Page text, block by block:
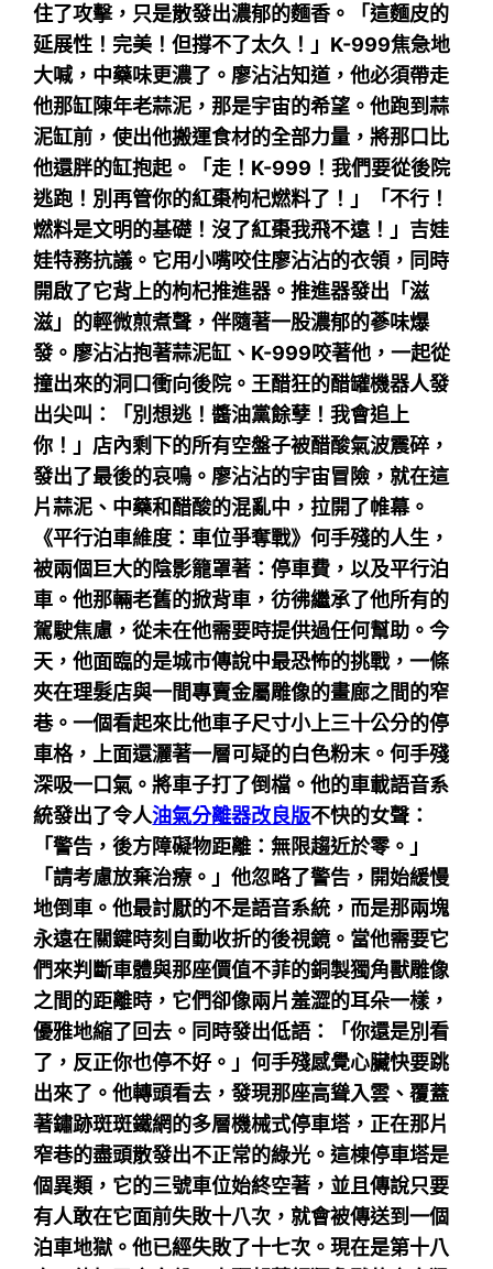
住了攻擊，只是散發出濃郁的麵香。「這麵皮的
延展性！完美！但撐不了太久！」K-999焦急地
大喊，中藥味更濃了。廖沾沾知道，他必須帶走
他那缸陳年老蒜泥，那是宇宙的希望。他跑到蒜
泥缸前，使出他搬運食材的全部力量，將那口比
他還胖的缸抱起。「走！K-999！我們要從後院
逃跑！別再管你的紅棗枸杞燃料了！」「不行！
燃料是文明的基礎！沒了紅棗我飛不遠！」吉娃
娃特務抗議。它用小嘴咬住廖沾沾的衣領，同時
開啟了它背上的枸杞推進器。推進器發出「滋
滋」的輕微煎煮聲，伴隨著一股濃郁的蔘味爆
發。廖沾沾抱著蒜泥缸、K-999咬著他，一起從
撞出來的洞口衝向後院。王醋狂的醋罐機器人發
出尖叫：「別想逃！醬油黨餘孽！我會追上
你！」店內剩下的所有空盤子被醋酸氣波震碎，
發出了最後的哀鳴。廖沾沾的宇宙冒險，就在這
片蒜泥、中藥和醋酸的混亂中，拉開了帷幕。
《平行泊車維度：車位爭奪戰》何手殘的人生，
被兩個巨大的陰影籠罩著：停車費，以及平行泊
車。他那輛老舊的掀背車，彷彿繼承了他所有的
駕駛焦慮，從未在他需要時提供過任何幫助。今
天，他面臨的是城市傳說中最恐怖的挑戰，一條
夾在理髮店與一間專賣金屬雕像的畫廊之間的窄
巷。一個看起來比他車子尺寸小上三十公分的停
車格，上面還灑著一層可疑的白色粉末。何手殘
深吸一口氣。將車子打了倒檔。他的車載語音系
統發出了令人油氣分離器改良版不快的女聲：
「警告，後方障礙物距離：無限趨近於零。」
「請考慮放棄治療。」他忽略了警告，開始緩慢
地倒車。他最討厭的不是語音系統，而是那兩塊
永遠在關鍵時刻自動收折的後視鏡。當他需要它
們來判斷車體與那座價值不菲的銅製獨角獸雕像
之間的距離時，它們卻像兩片羞澀的耳朵一樣，
優雅地縮了回去。同時發出低語：「你還是別看
了，反正你也停不好。」何手殘感覺心臟快要跳
出來了。他轉頭看去，發現那座高聳入雲、覆蓋
著鏽跡斑斑鐵網的多層機械式停車塔，正在那片
窄巷的盡頭散發出不正常的綠光。這棟停車塔是
個異類，它的三號車位始終空著，並且傳說只要
有人敢在它面前失敗十八次，就會被傳送到一個
泊車地獄。他已經失敗了十七次。現在是第十八